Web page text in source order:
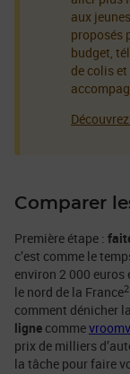
aux
proposés
budget,
de colis
Comparer
Première étape :
c’est comme le
environ 2 000
le nord de la France2
comment dénicher
ligne comme
prix de milliers
la tâche pour faire